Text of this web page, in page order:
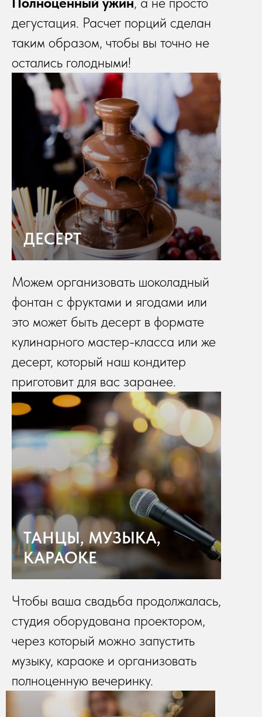
дегустация. Расчет порций сделан
таким образом, чтобы вы точно не
остались голодными!
ДЕСЕРТ
Можем организовать шоколадный
фонтан с фруктами и ягодами или
это может быть десерт в формате
кулинарного мастер-класса или же
десерт, который наш кондитер
приготовит для вас заранее.
ТАНЦЫ, МУЗЫКА,
КАРАОКЕ
Чтобы ваша свадьба продолжалась,
студия оборудована проектором,
через который можно запустить
музыку, караоке и организовать
полноценную вечеринку.